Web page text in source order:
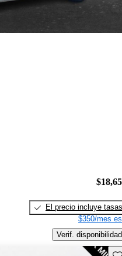
El precio incluye tasas
$350/mes
Verif. disponibilidad